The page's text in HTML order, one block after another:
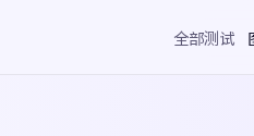
全部测试